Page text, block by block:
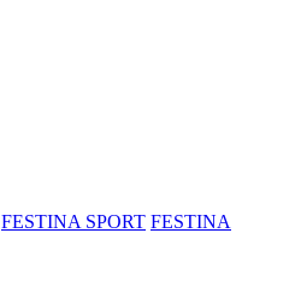
FESTINA SPORT FESTINA